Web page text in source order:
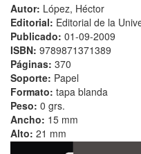
Autor: López, Héctor
Editorial: Editorial de la
Publicado: 01-09-2009
ISBN: 9789871371389
Páginas: 370
Soporte: Papel
Formato: tapa blanda
Peso: 0 grs.
Ancho: 15 mm
Alto: 21 mm